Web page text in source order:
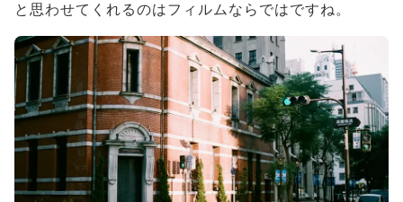
と思わせてくれるのはフィルムならではですね。